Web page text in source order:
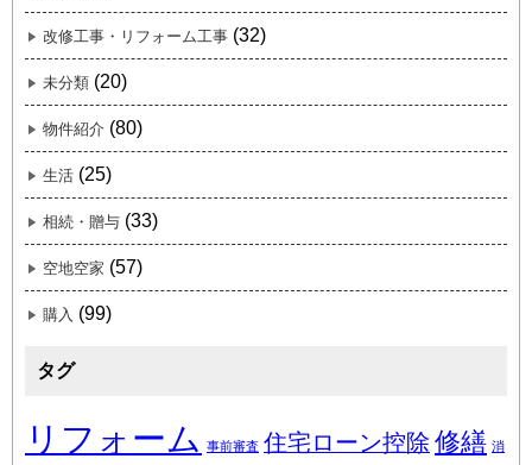
改修工事・リフォーム工事 (32)
未分類 (20)
物件紹介 (80)
生活 (25)
相続・贈与 (33)
空地空家 (57)
購入 (99)
タグ
リフォーム 事前審査 住宅ローン控除 修繕 消